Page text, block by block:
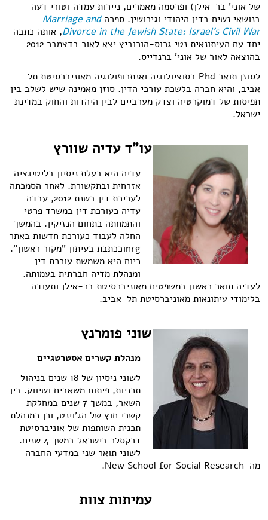
של אוני' בר-אילן) ופרסמה מאמרים, ניירות עמדה וטורי דעה
בנושאי נשים בדין היהודי וגירושין. ספרהMarriage and
Divorce in the Jewish State: Israel's Civil War, אותה כתבה
יחד עם העיתונאית נטי גרוס-הורוביץ יצא לאור בדצמבר 2012
בהוצאה לאור של אוני' ברנדייס.
לסוזן תואר Phd בסוציולוגיה ואנתרופולוגיה מאוניברסיטת תל
אביב, והיא חברה בלשכת עורכי הדין. סוזן מאמינה שיש לשלב בין
תפיסות של דמוקרטיה וצדק מערביים לבין היהדות והחוק במדינת
ישראל.
עו"ד עדיה שוורץ
עדיה היא בעלת ניסיון בליטיגציה
אזרחית ובתקשורת. לאחר הסמכתה
לעריכת דין בשנת 2012, עבדה
עדיה כעורכת דין במשרד פרטי
והתמחתה בתחום הנזיקין. בהמשך
החלה לעבוד כעורכת חדשות באתר
nrgוככתבת בעיתון "מקור ראשון".
כיום היא משמשת עורכת דין
ומנהלת מדיה חברתית בעמותה.
לעדיה תואר ראשון במשפטים מאוניברסיטת בר-אילן ותעודה
בלימודי עיתונאות מאוניברסיטת תל-אביב.
שוני פומרנץ
מנהלת קשרים אסטרטגיים
לשוני ניסיון של 18 שנים בניהול
תכניות, פיתוח משאבים ושיווק. בין
השאר, במשך 7 שנים במחלקת
קשרי חוץ של הג'וינט, וכן כמנהלת
תכנית השותפות של אוניברסיטת
דרקסלר בישראל במשך 4 שנים.
לשוני תואר שני במדעי החברה
מה-New School for Social Research
.
עמיתות צוות